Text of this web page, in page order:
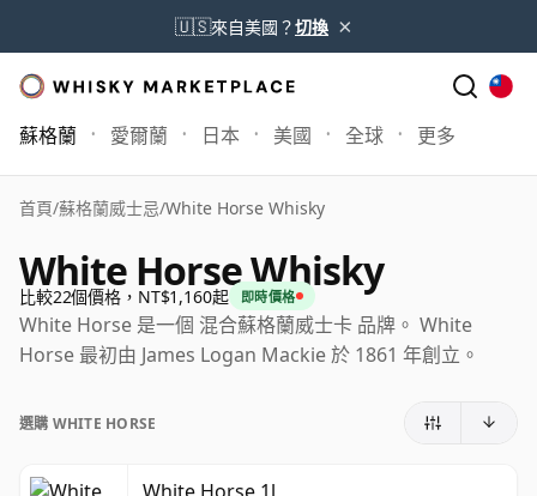
🇺🇸來自美國？切換 ×
蘇格蘭 愛爾蘭 日本 美國 全球 更多
首頁/蘇格蘭威士忌/White Horse Whisky
White Horse Whisky
比較22個價格，NT$1,160起 即時價格
White Horse 是一個 混合蘇格蘭威士卡 品牌。 White
Horse 最初由 James Logan Mackie 於 1861 年創立。
選購 WHITE HORSE